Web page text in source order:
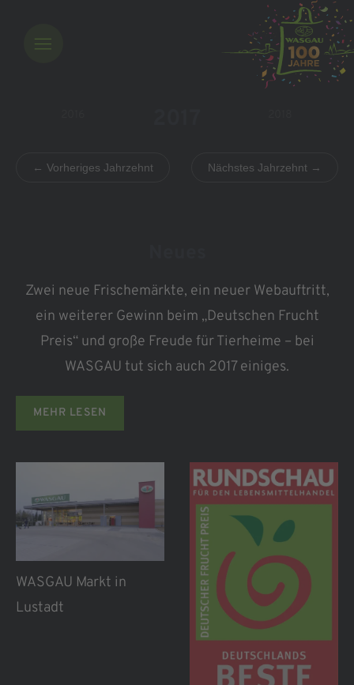
← Vorheriges Jahrzehnt Nächstes Jahrzehnt →
Zwei neue Frischemärkte, ein neuer Webauftritt,
ein weiterer Gewinn beim „Deutschen Frucht
Preis“ und große Freude für Tierheime – bei
WASGAU tut sich auch 2017 einiges.
aber auch für die Tiere. Gerade kleinere Tierheime
in der Region sind dringend auf Hilfe bei der
Unterbringung und vor allem der Versorgung ihrer
Tiere angewiesen. Daher hat WASGAU in zehn
Frischemärkten ein Spendenprojekt initiiert.
Innerhalb von zwei Wochen haben zahlreiche
Kunden insgesamt über 1.000 fertig mit Tierfutter
gefüllte Tüten gekauft, die im Anschluss im Markt
gesammelt wurden. WASGAU selbst hat 100 Tüten
MEHR LESEN
WASGAU Markt in
Lustadt